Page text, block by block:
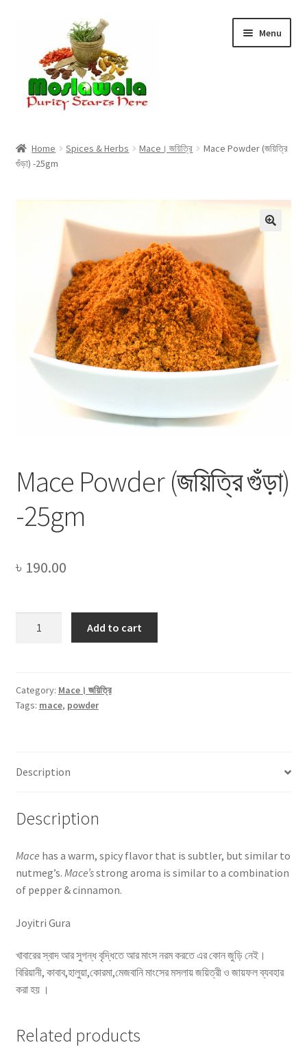
navigation
content
Menu
Cart
Checkout
Discount Products
My Account
Privacy Policy
Recipe
Home Spices & Herbs Mace। জয়িত্রি
Mace Powder (জয়িত্রি
গুঁড়া) -25gm
Mace Powder (জয়িত্রি গুঁড়া)
-25gm
৳ 190.00
-25gm
quantity
Add to cart
Category: Mace। জয়িত্রি
Tags: mace, powder
Description
Description
Mace has a warm, spicy flavor that is subtler, but similar to
nutmeg’s. Mace’sstrong aroma is similar to a combination
of pepper & cinnamon.
Joyitri Gura
খাবারের স্বাদ আর সুগন্ধ বৃদ্ধিতে আর মাংস নরম করতে এর কোন জুড়ি নেই।
বিরিয়ানী, কাবাব,হালুয়া,কোরমা,মেজবানি মাংসের মসলায় জয়িত্রী ও জায়ফল ব্যবহার
করা হয় ।
Related products